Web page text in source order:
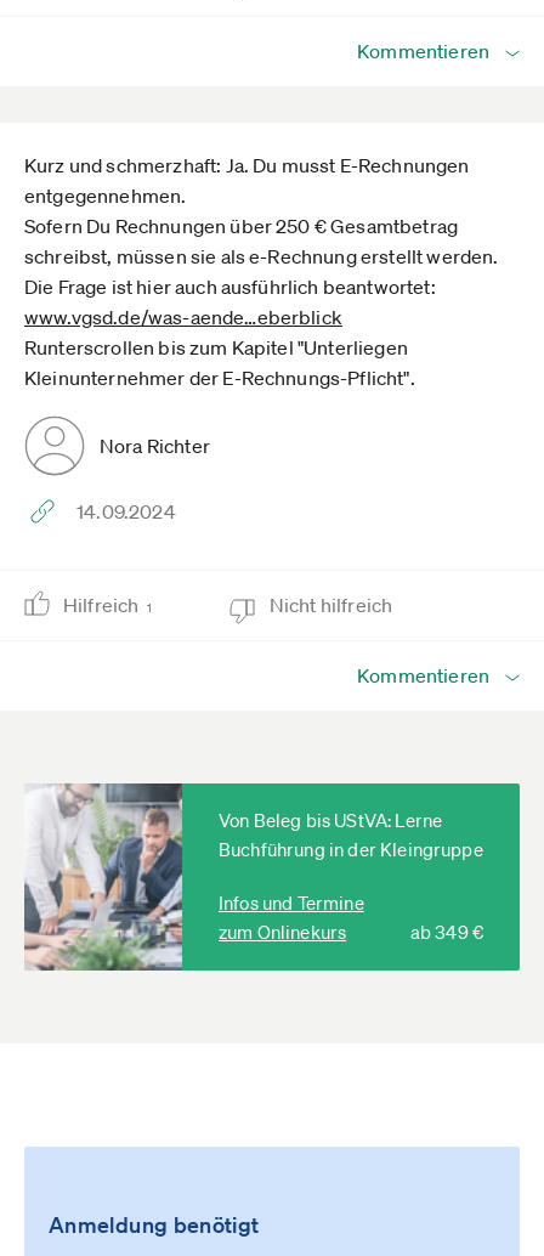
Kommentieren
Kurz und schmerzhaft: Ja. Du musst E-Rechnungen
entgegennehmen.
Sofern Du Rechnungen über 250 € Gesamtbetrag
schreibst, müssen sie als e-Rechnung erstellt werden.
Die Frage ist hier auch ausführlich beantwortet:
www.vgsd.de­/was-aende­…eberblick
Runterscrollen bis zum Kapitel "Unterliegen
Kleinunternehmer der E-Rechnungs-Pflicht".
Nora Richter
14.09.2024
Hilfreich 1 Nicht hilfreich
Kommentieren
Von Beleg bis UStVA: Lerne
Buchführung in der Kleingruppe
Infos und Termine
zum Onlinekurs
ab 349 €
Anmeldung benötigt